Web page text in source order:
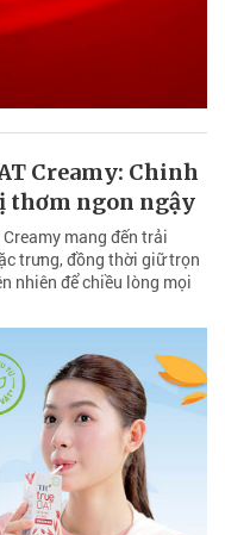
Creamy: Chinh
thơm ngon ngậy
mang đến trải
trưng, đồng thời giữ trọn
nhiên để chiều lòng mọi